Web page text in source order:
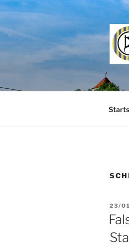
Zum
springen
AM
23/